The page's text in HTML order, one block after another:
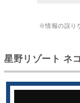
※情報の誤り
星野リゾート ネ